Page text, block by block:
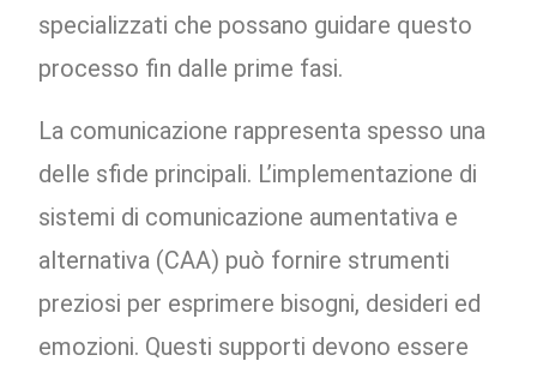
specializzati che possano guidare questo
processo fin dalle prime fasi.
La comunicazione rappresenta spesso una
delle sfide principali. L’implementazione di
sistemi di comunicazione aumentativa e
alternativa (CAA) può fornire strumenti
preziosi per esprimere bisogni, desideri ed
emozioni. Questi supporti devono essere